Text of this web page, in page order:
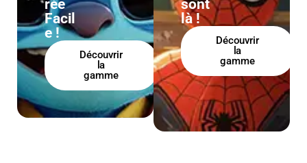
rée
Facil
e !
Découvrir
la
gamme
sont
là !
Découvrir
la
gamme